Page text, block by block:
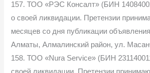
157. ТОО «РЭС Консалт» (БИН
о своей ликвидации. Претензии
месяцев со дня публикации
Алматы, Алмалинский район, ул.
158. ТОО «Nura Service» (БИН